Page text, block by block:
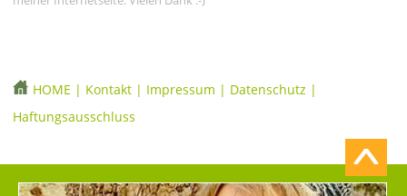
HOME | Kontakt | Impressum | Datenschutz |
Haftungsausschluss